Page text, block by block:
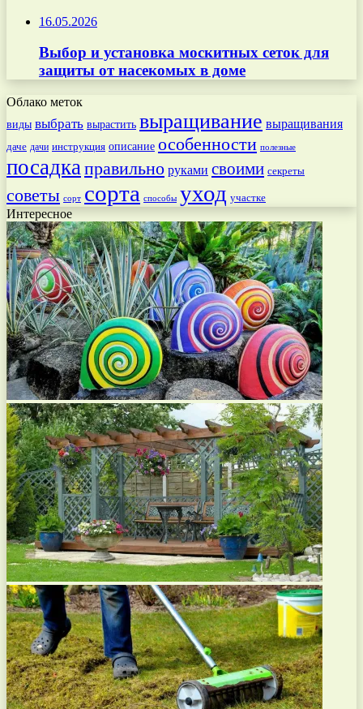
16.05.2026
Выбор и установка москитных сеток для
защиты от насекомых в доме
Облако меток
виды выбрать вырастить выращивание выращивания
даче дачи инструкция описание особенности полезные
посадкаправильно руками своими секреты
советы сорт сорта способы уход участке
Интересное